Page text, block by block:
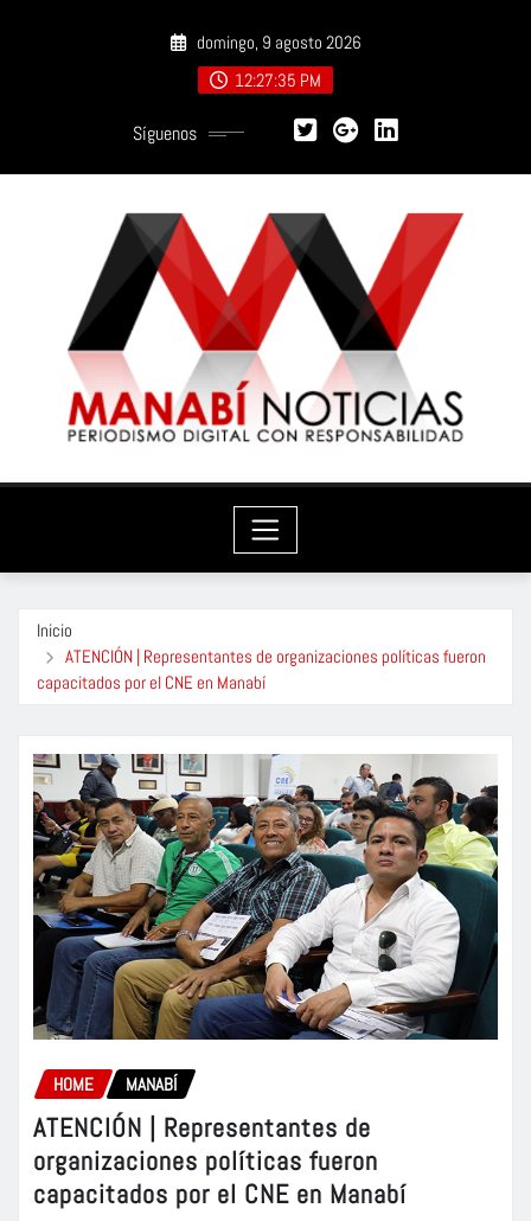
domingo, 9 agosto 2026
12:27:37 PM
Síguenos
Inicio
ATENCIÓN | Representantes de organizaciones políticas fueron
capacitados por el CNE en Manabí
HOME MANABÍ
ATENCIÓN | Representantes de
organizaciones políticas fueron
capacitados por el CNE en Manabí